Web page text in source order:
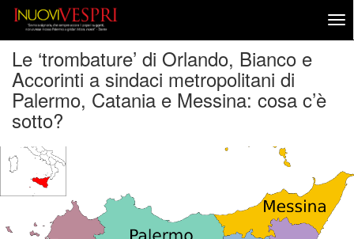
Le ‘trombature’ di Orlando, Bianco e
Accorinti a sindaci metropolitani di
Palermo, Catania e Messina: cosa c’è
sotto?